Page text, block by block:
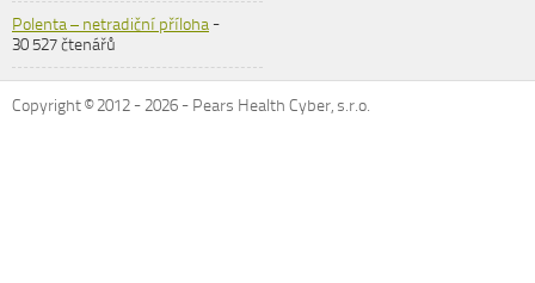
Polenta – netradiční příloha-
30 527 čtenářů
Copyright © 2012 -2026 - Pears Health Cyber, s.r.o.